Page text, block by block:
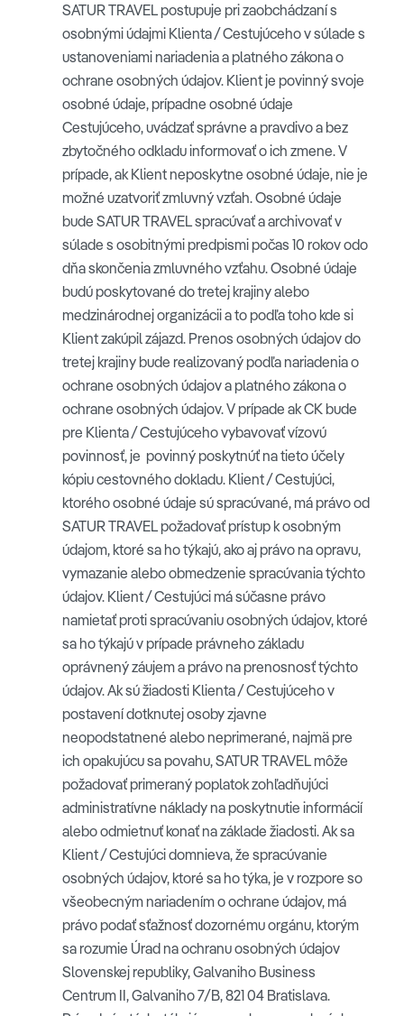
SATUR TRAVEL postupuje pri zaobchádzaní s
osobnými údajmi Klienta / Cestujúceho v súlade s
ustanoveniami nariadenia a platného zákona o
ochrane osobných údajov. Klient je povinný svoje
osobné údaje, prípadne osobné údaje
Cestujúceho, uvádzať správne a pravdivo a bez
zbytočného odkladu informovať o ich zmene. V
prípade, ak Klient neposkytne osobné údaje, nie je
možné uzatvoriť zmluvný vzťah. Osobné údaje
bude SATUR TRAVEL spracúvať a archivovať v
súlade s osobitnými predpismi počas 10 rokov odo
dňa skončenia zmluvného vzťahu. Osobné údaje
budú poskytované do tretej krajiny alebo
medzinárodnej organizácii a to podľa toho kde si
Klient zakúpil zájazd. Prenos osobných údajov do
tretej krajiny bude realizovaný podľa nariadenia o
ochrane osobných údajov a platného zákona o
ochrane osobných údajov. V prípade ak CK bude
pre Klienta / Cestujúceho vybavovať vízovú
povinnosť, je povinný poskytnúť na tieto účely
kópiu cestovného dokladu. Klient / Cestujúci,
ktorého osobné údaje sú spracúvané, má právo od
SATUR TRAVEL požadovať prístup k osobným
údajom, ktoré sa ho týkajú, ako aj právo na opravu,
vymazanie alebo obmedzenie spracúvania týchto
údajov. Klient / Cestujúci má súčasne právo
namietať proti spracúvaniu osobných údajov, ktoré
sa ho týkajú v prípade právneho základu
oprávnený záujem a právo na prenosnosť týchto
údajov. Ak sú žiadosti Klienta / Cestujúceho v
postavení dotknutej osoby zjavne
neopodstatnené alebo neprimerané, najmä pre
ich opakujúcu sa povahu, SATUR TRAVEL môže
požadovať primeraný poplatok zohľadňujúci
administratívne náklady na poskytnutie informácií
alebo odmietnuť konať na základe žiadosti. Ak sa
Klient / Cestujúci domnieva, že spracúvanie
osobných údajov, ktoré sa ho týka, je v rozpore so
všeobecným nariadením o ochrane údajov, má
právo podať sťažnosť dozornému orgánu, ktorým
sa rozumie Úrad na ochranu osobných údajov
Slovenskej republiky, Galvaniho Business
Centrum II, Galvaniho 7/B, 821 04 Bratislava.